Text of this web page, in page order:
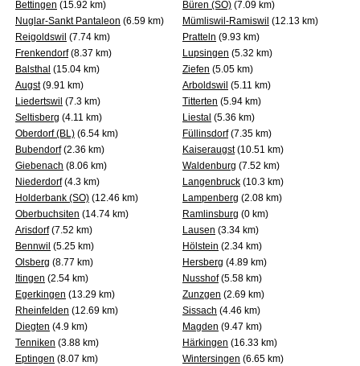
Bettingen (15.92 km) Büren (SO) (7.09 km)
Nuglar-Sankt Pantaleon (6.59 km) Mümliswil-Ramiswil (12.13 km)
Reigoldswil (7.74 km) Pratteln (9.93 km)
Frenkendorf(8.37 km) Lupsingen (5.32 km)
Balsthal (15.04 km) Ziefen (5.05 km)
Augst(9.91 km) Arboldswil (5.11 km)
Liedertswil (7.3 km) Titterten (5.94 km)
Seltisberg (4.11 km) Liestal (5.36 km)
Oberdorf (BL) (6.54 km) Füllinsdorf(7.35 km)
Bubendorf(2.36 km) Kaiseraugst(10.51 km)
Giebenach (8.06 km) Waldenburg (7.52 km)
Niederdorf(4.3 km) Langenbruck (10.3 km)
Holderbank (SO) (12.46 km) Lampenberg (2.08 km)
Oberbuchsiten (14.74 km) Ramlinsburg (0 km)
Arisdorf(7.52 km) Lausen (3.34 km)
Bennwil (5.25 km) Hölstein (2.34 km)
Olsberg (8.77 km) Hersberg (4.89 km)
Itingen (2.54 km) Nusshof(5.58 km)
Egerkingen (13.29 km) Zunzgen (2.69 km)
Rheinfelden (12.69 km) Sissach (4.46 km)
Diegten (4.9 km) Magden (9.47 km)
Tenniken (3.88 km) Härkingen (16.33 km)
Eptingen (8.07 km) Wintersingen (6.65 km)